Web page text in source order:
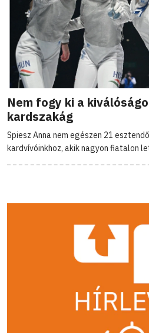
Nem fogy ki a
kardszakág
Spiesz Anna nem egészen 21
kardvívóinkhoz, akik nagyon fiatalon